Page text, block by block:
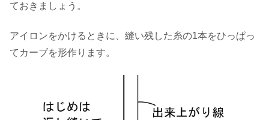
ておきましょう。
アイロンをかけるときに、縫い残した糸の1本をひっぱっ
てカーブを形作ります。